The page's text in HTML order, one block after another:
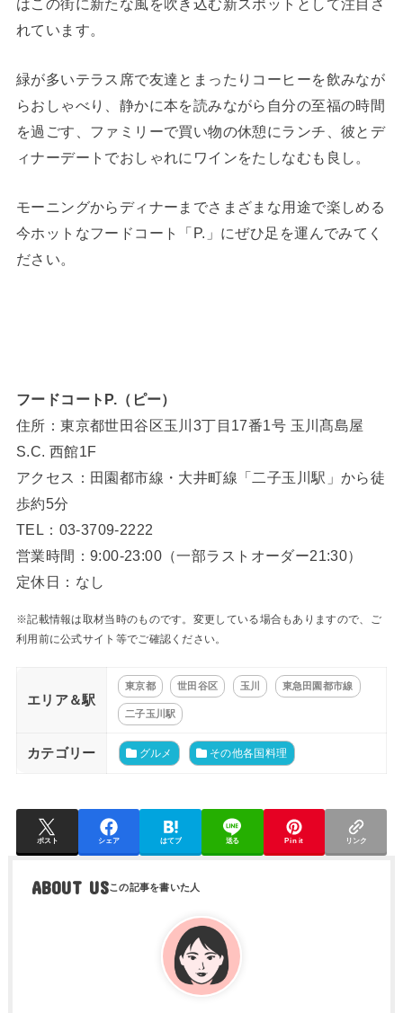
はこの街に新たな風を吹き込む新スポットとして注目さ
れています。
緑が多いテラス席で友達とまったりコーヒーを飲みなが
らおしゃべり、静かに本を読みながら自分の至福の時間
を過ごす、ファミリーで買い物の休憩にランチ、彼とデ
ィナーデートでおしゃれにワインをたしなむも良し。
モーニングからディナーまでさまざまな用途で楽しめる
今ホットなフードコート「P.」にぜひ足を運んでみてく
ださい。
フードコートP.（ピー）
住所：東京都世田谷区玉川3丁目17番1号 玉川髙島屋
S.C. 西館1F
アクセス：田園都市線・大井町線「二子玉川駅」から徒
歩約5分
TEL：03-3709-2222
営業時間：9:00-23:00（一部ラストオーダー21:30）
定休日：なし
※記載情報は取材当時のものです。変更している場合もありますので、ご
利用前に公式サイト等でご確認ください。
エリア＆駅
東京都 世田谷区 玉川 東急田園都市線
二子玉川駅
カテゴリー グルメ その他各国料理
ポスト シェア はてブ 送る Pin it リンク
ABOUT US